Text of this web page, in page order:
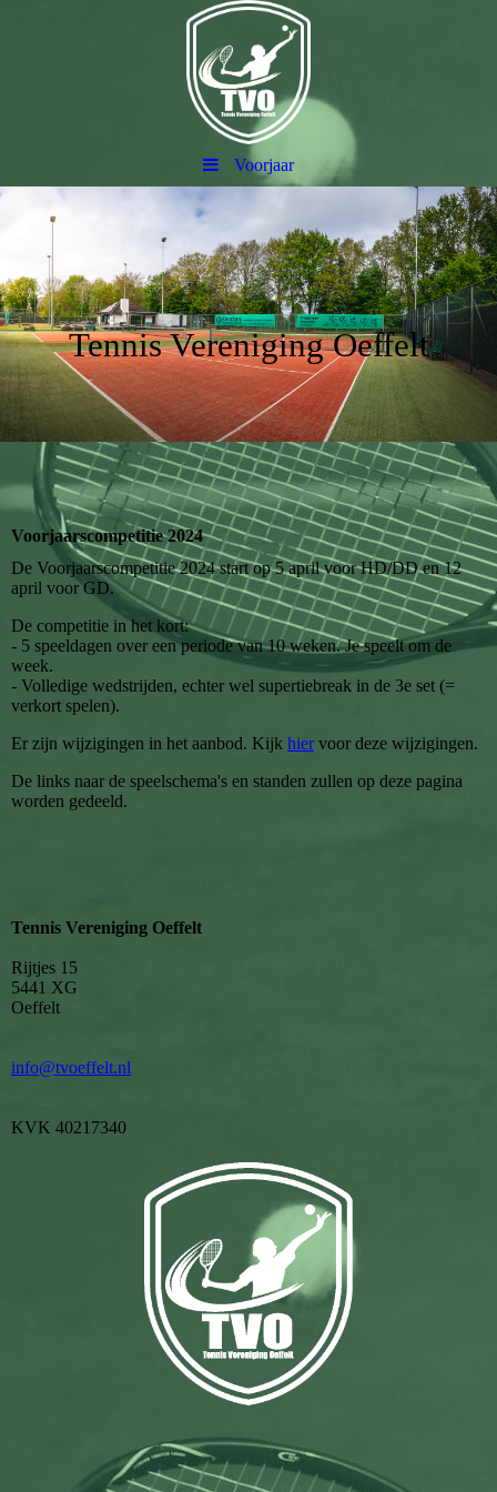
Voorjaar
Tennis Vereniging Oeffelt
Voorjaarscompetitie 2024
De Voorjaarscompetitie 2024 start op 5 april voor HD/DD en 12
april voor GD.
De competitie in het kort:
- 5 speeldagen over een periode van 10 weken. Je speelt om de
week.
- Volledige wedstrijden, echter wel supertiebreak in de 3e set (=
verkort spelen).
Er zijn wijzigingen in het aanbod. Kijk hiervoor deze wijzigingen.
De links naar de speelschema's en standen zullen op deze pagina
worden gedeeld.
Tennis Vereniging Oeffelt
Rijtjes 15
5441 XG
Oeffelt
info@tvoeffelt.nl
KVK 40217340